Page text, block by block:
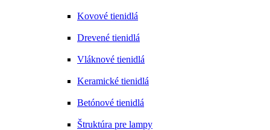
Kovové tienidlá
Drevené tienidlá
Vláknové tienidlá
Keramické tienidlá
Betónové tienidlá
Štruktúra pre lampy